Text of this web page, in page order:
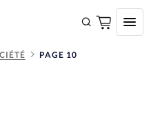
PAGE 10